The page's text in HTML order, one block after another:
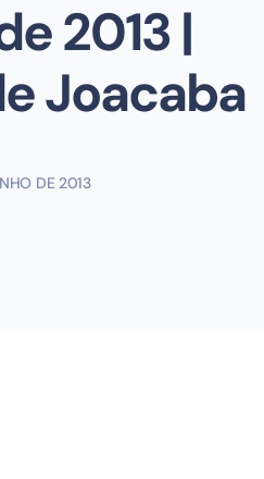
2013 |
Joacaba
DE 2013